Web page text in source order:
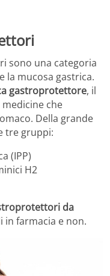
sono una categoria
la mucosa gastrica.
gastroprotettore, il
che
Della grande
tre gruppi:
(IPP)
H2
da
in farmacia e non.